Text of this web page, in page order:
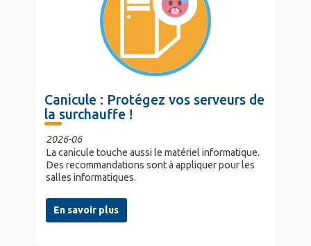
Canicule : Protégez vos serveurs de
la surchauffe !
2026-06
La canicule touche aussi le matériel informatique.
Des recommandations sont à appliquer pour les
salles informatiques.
En savoir plus